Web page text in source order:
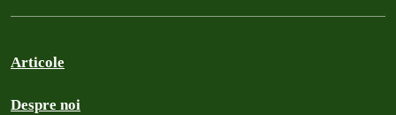
Articole
Despre noi